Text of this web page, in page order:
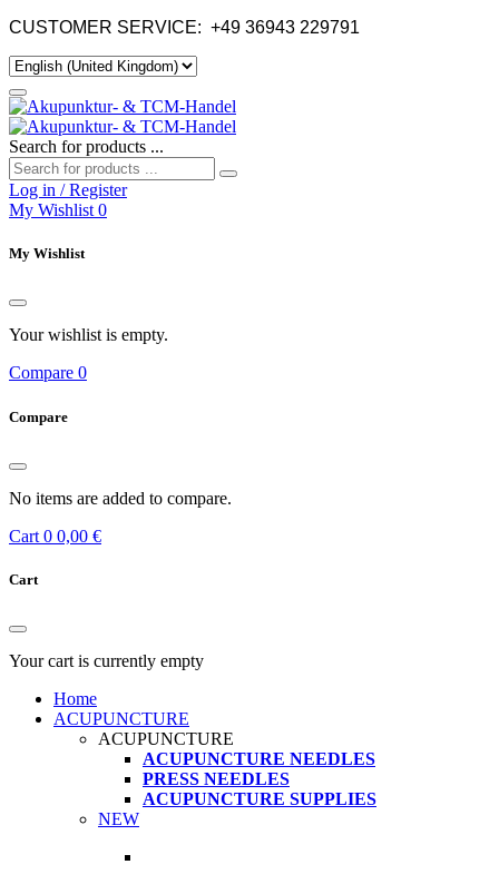
CUSTOMER SERVICE: +49 36943 229791
Search for products ...
Log in / Register
My Wishlist 0
My Wishlist
Your wishlist is empty.
Compare 0
Compare
No items are added to compare.
Cart 0 0,00 €
Cart
Your cart is currently empty
Home
ACUPUNCTURE
ACUPUNCTURE
ACUPUNCTURE NEEDLES
PRESS NEEDLES
ACUPUNCTURE SUPPLIES
NEW